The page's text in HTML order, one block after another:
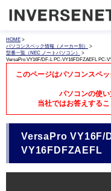
HOME >
パソコンスペック情報（メーカー別）
>
型番一覧（NEC ノートパソコン）
>
VersaPro VY16F/DF-L PC-VY16FDFZAEFL PC-
このページはパソコンスペ
パソコンの使
当社ではお答えする
VersaPro VY16F/
VY16FDFZAEFL